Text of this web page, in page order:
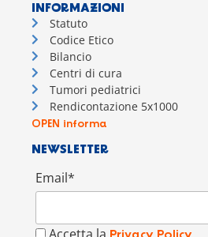
INFORMAZIONI
Statuto
Codice Etico
Bilancio
Centri di cura
Tumori pediatrici
Rendicontazione 5x1000
OPEN informa
NEWSLETTER
Email*